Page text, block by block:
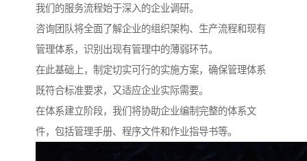
我们的服务流程始于深入的企业调研。
咨询团队将全面了解企业的组织架构、生产流程和现有
管理体系，识别出现有管理中的薄弱环节。
在此基础上，制定切实可行的实施方案，确保管理体系
既符合标准要求，又适应企业实际需要。
在体系建立阶段，我们将协助企业编制完整的体系文
件，包括管理手册、程序文件和作业指导书等。